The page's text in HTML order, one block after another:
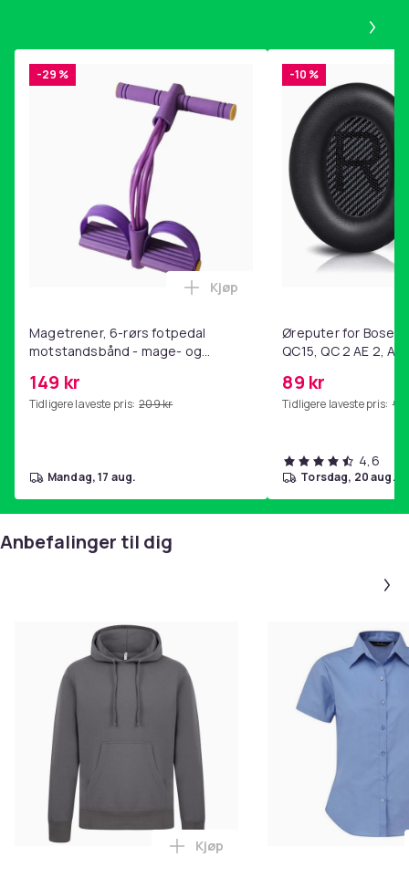
-29 %
Magetrener, 6-rørs fotpedal
motstandsbånd - mage- og
hjemmegymnastikk Purple
149 kr
Tidligere laveste pris: 209 kr
Legg Magetrener, 6-rørs
Kjøp
mandag, 17 aug.
-10 %
Øreputer for Bose
QC15, QC 2 AE 2, AE
89 kr
Tidligere laveste pris: 99
4,6
torsdag, 20 aug.
Anbefalinger til dig
Legg Casual Classics Mens
Kjøp